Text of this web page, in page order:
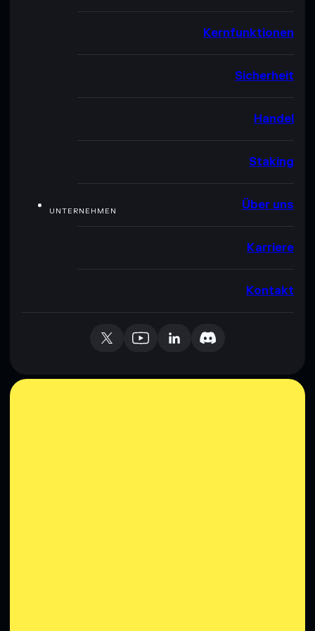
Kernfunktionen
Sicherheit
Handel
Staking
UNTERNEHMEN Über uns
Karriere
Kontakt